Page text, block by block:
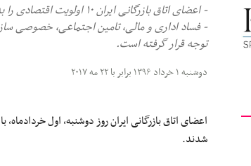
- اعضای اتاق بازرگانی ایران ۱۰ اولویت اقتصادی را به دولت دوم حسن روحانی یادآور شدند.
- فساد اداری و مالی، تامین اجتماعی، خصوصی
توجه قرار گرفته است.
دوشنبه ۱ خرداد ۱۳۹۶ برابر با ۲۲ مه ۲۰۱۷
اعضای اتاق بازرگانی ایران روز دوشنبه،اولخردادماه،
شدند.